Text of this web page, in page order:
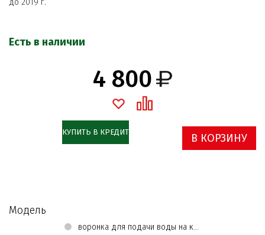
до 2019 г.
Есть в наличии
4 800
КУПИТЬ В КРЕДИТ В КОРЗИНУ
Модель
воронка для подачи воды на камни